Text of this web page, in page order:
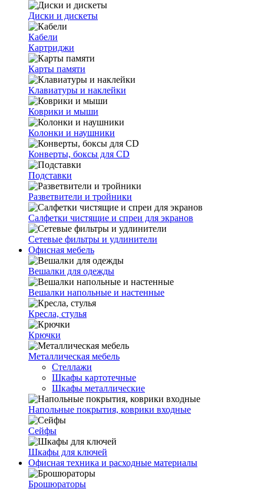
Диски и дискеты
Кабели
Картриджи
Карты памяти
Клавиатуры и наклейки
Коврики и мыши
Колонки и наушники
Конверты, боксы для CD
Подставки
Разветвители и тройники
Салфетки чистящие и спреи для экранов
Сетевые фильтры и удлинители
Офисная мебель
Вешалки для одежды
Вешалки напольные и настенные
Кресла, стулья
Крючки
Металлическая мебель
Стеллажи
Шкафы картотечные
Шкафы металлические
Напольные покрытия, коврики входные
Сейфы
Шкафы для ключей
Офисная техника и расходные материалы
Брошюраторы